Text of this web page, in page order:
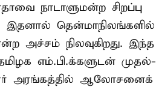
நாடாளுமன்ற சிறப்பு
இதனால் தென்மாநிலங்களில்
அச்சம் நிலவுகிறது. இந்த
எம்.பி.க்களுடன் முதல்-
அரங்கத்தில் ஆலோசனைக்